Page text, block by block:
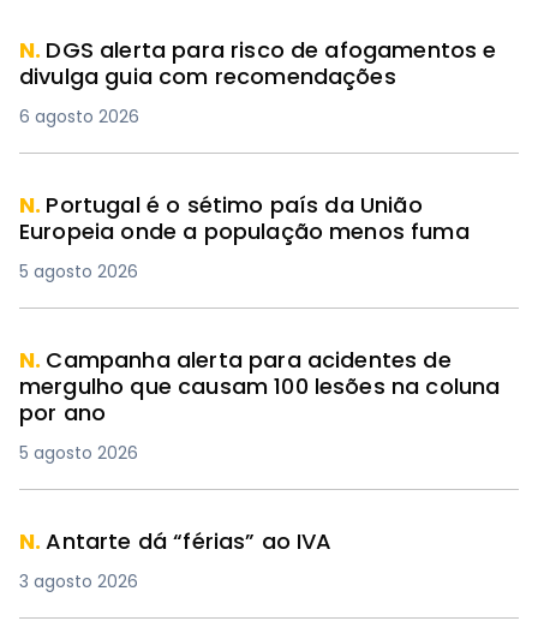
N. DGS alerta para risco de afogamentos e
divulga guia com recomendações
6 agosto 2026
N. Portugal é o sétimo país da União
Europeia onde a população menos fuma
5 agosto 2026
N. Campanha alerta para acidentes de
mergulho que causam 100 lesões na coluna
por ano
5 agosto 2026
N.Antarte dá “férias” ao IVA
3 agosto 2026